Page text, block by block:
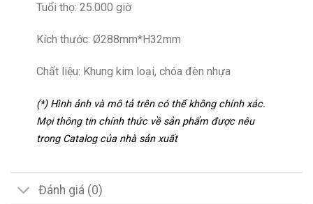
Tuổi thọ: 25.000 giờ
Kích thước: Ø288mm*H32mm
Chất liệu: Khung kim loại, chóa đèn nhựa
(*) Hình ảnh và mô tả trên có thể không chính xác.
Mọi thông tin chính thức về sản phẩm được nêu
trong Catalog của nhà sản xuất
Đánh giá (0)